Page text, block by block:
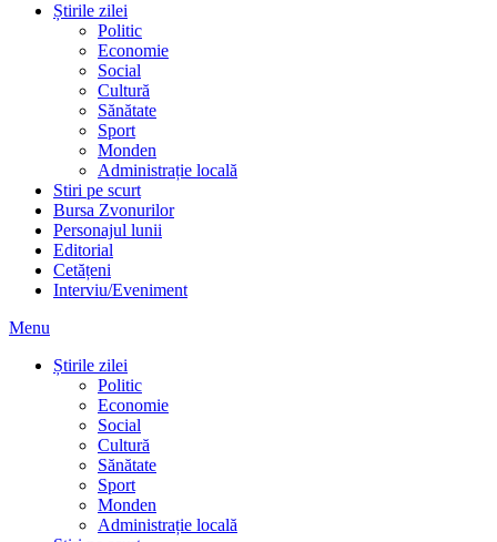
Știrile zilei
Politic
Economie
Social
Cultură
Sănătate
Sport
Monden
Administrație locală
Stiri pe scurt
Bursa Zvonurilor
Personajul lunii
Editorial
Cetățeni
Interviu/Eveniment
Menu
Știrile zilei
Politic
Economie
Social
Cultură
Sănătate
Sport
Monden
Administrație locală